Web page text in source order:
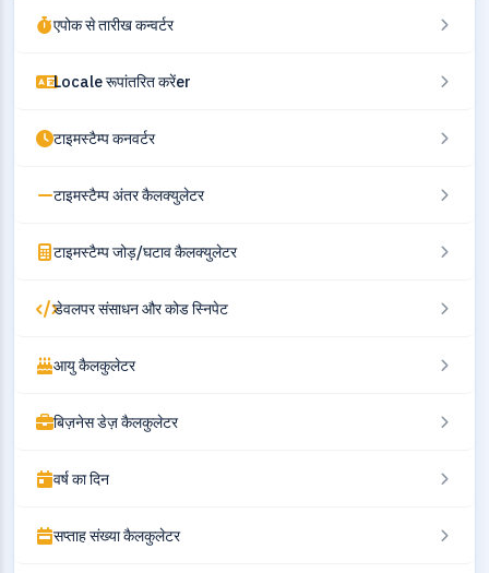
एपोक से तारीख कन्वर्टर
Locale रूपांतरित करेंer
टाइमस्टैम्प कनवर्टर
टाइमस्टैम्प अंतर कैलक्युलेटर
टाइमस्टैम्प जोड़/घटाव कैलक्युलेटर
डेवलपर संसाधन और कोड स्निपेट
आयु कैलकुलेटर
बिज़नेस डेज़ कैलकुलेटर
वर्ष का दिन
सप्ताह संख्या कैलकुलेटर